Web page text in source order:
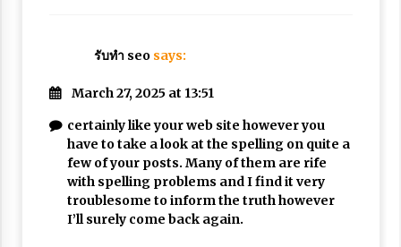
รับทำ seo says:
March 27, 2025 at 13:51
certainly like your web site however you
have to take a look at the spelling on quite a
few of your posts. Many of them are rife
with spelling problems and I find it very
troublesome to inform the truth however
I’ll surely come back again.